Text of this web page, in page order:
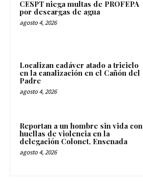
CESPT niega multas de PROFEPA
por descargas de agua
agosto 4, 2026
Localizan cadáver atado a triciclo
en la canalización en el Cañón del
Padre
agosto 4, 2026
Reportan a un hombre sin vida con
huellas de violencia en la
delegación Colonet, Ensenada
agosto 4, 2026